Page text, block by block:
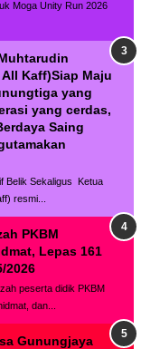
Moga Unity Run 2026
Kaff)Siap Maju
yang
yang cerdas,
Saing
Belik Sekaligus Ketua
resmi...
PKBM
Lepas 161
2026
peserta didik PKBM
dan...
Gunungjaya